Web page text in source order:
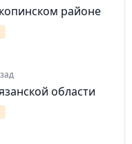
районе
области